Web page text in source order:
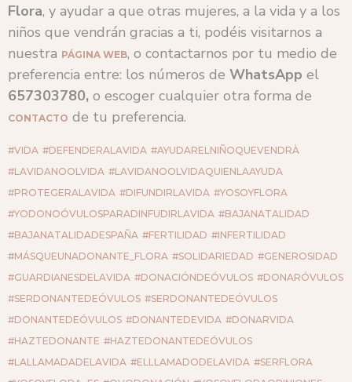
Flora, y ayudar a que otras mujeres, a la vida y a los
niños que vendrán gracias a ti, podéis visitarnos a
nuestra PÁGINA WEB, o contactarnos por tu medio de
preferencia entre: los números de WhatsApp el
657303780, o escoger cualquier otra forma de
CONTACTO de tu preferencia.
#VIDA #DEFENDERALAVIDA #AYUDARELNIÑOQUEVENDRÀ
#LAVIDANOOLVIDA #LAVIDANOOLVIDAQUIENLAAYUDA
#PROTEGERALAVIDA #DIFUNDIRLAVIDA #YOSOYFLORA
#YODONOÓVULOSPARADINFUDIRLAVIDA #BAJANATALIDAD
#BAJANATALIDADESPAÑA #FERTILIDAD #INFERTILIDAD
#MÁSQUEUNADONANTE_FLORA #SOLIDARIEDAD #GENEROSIDAD
#GUARDIANESDELAVIDA #DONACIÓNDEÓVULOS #DONARÓVULOS
#SERDONANTEDEÓVULOS #SERDONANTEDEÓVULOS
#DONANTEDEÓVULOS #DONANTEDEVIDA #DONARVIDA
#HAZTEDONANTE #HAZTEDONANTEDEÓVULOS
#LALLAMADADELAVIDA #ELLLAMADODELAVIDA #SERFLORA